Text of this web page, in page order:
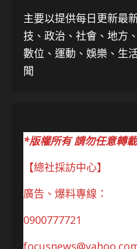
主要以提供每日更新最
技、 政治、社會、地方
數位、運動、娛樂、生
聞
*版權所有 請勿任意轉
【總社採訪中心】
廣告、爆料專線：
0900777721